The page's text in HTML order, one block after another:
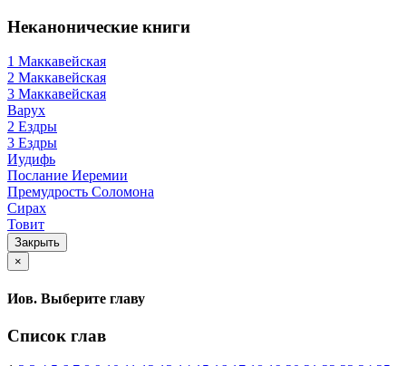
Неканонические книги
1 Маккавейская
2 Маккавейская
3 Маккавейская
Варух
2 Ездры
3 Ездры
Иудифь
Послание Иеремии
Премудрость Соломона
Сирах
Товит
Закрыть
×
Иов. Выберите главу
Список глав